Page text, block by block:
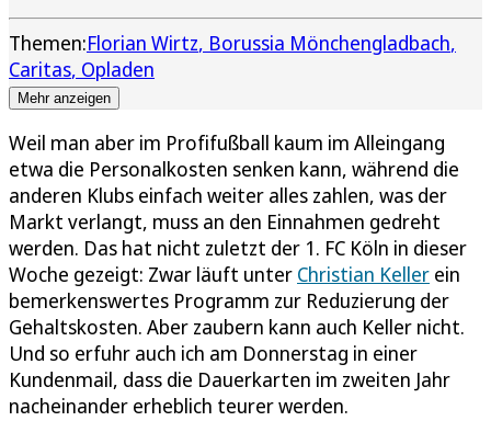
Themen:Florian Wirtz Borussia Mönchengladbach
Caritas Opladen
Mehr anzeigen
Weil man aber im Profifußball kaum im Alleingang
etwa die Personalkosten senken kann, während die
anderen Klubs einfach weiter alles zahlen, was der
Markt verlangt, muss an den Einnahmen gedreht
werden. Das hat nicht zuletzt der 1. FC Köln in dieser
Woche gezeigt: Zwar läuft unter Christian Keller ein
bemerkenswertes Programm zur Reduzierung der
Gehaltskosten. Aber zaubern kann auch Keller nicht.
Und so erfuhr auch ich am Donnerstag in einer
Kundenmail, dass die Dauerkarten im zweiten Jahr
nacheinander erheblich teurer werden.